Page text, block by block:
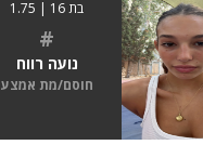
בת 16 | 1.75
#
נועה רווח
חוסם/מת אמצע